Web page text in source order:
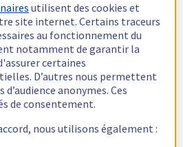
utilisent des cookies et
site internet. Certains traceurs
au fonctionnement du
notamment de garantir la
certaines
D’autres nous permettent
anonymes. Ces
de consentement.
nous utilisons également :